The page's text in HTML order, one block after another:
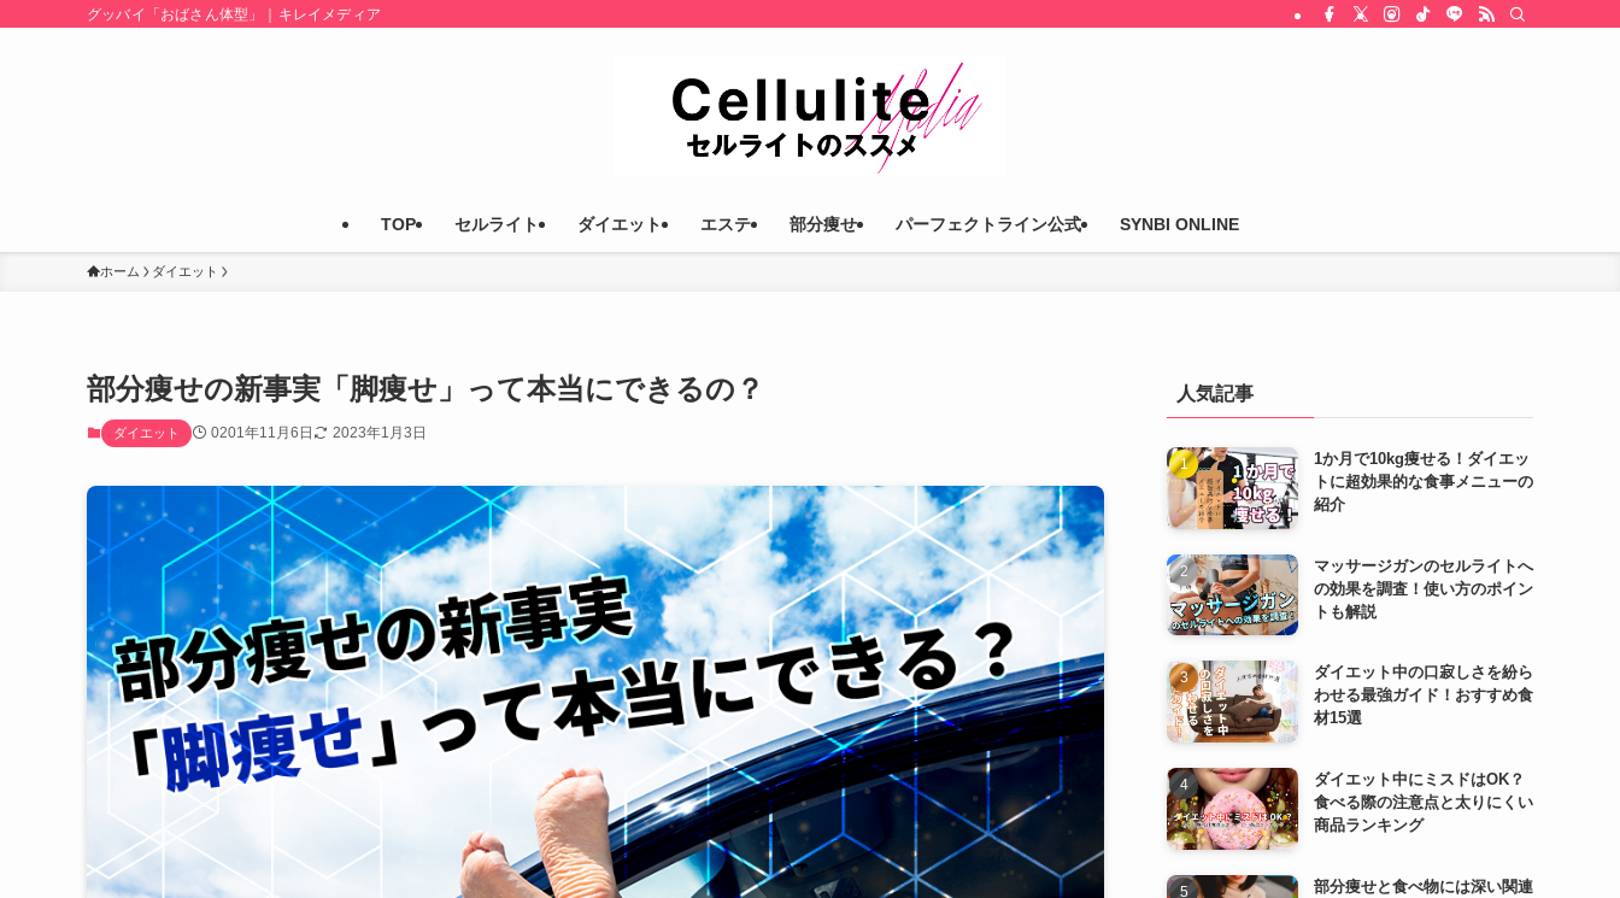
グッバイ「おばさん体型」｜キレイメディア
TOP セルライト ダイエット エステ 部分痩せ パーフェクトライン公式 SYNBI ONLINE
ホーム ダイエット
部分痩せの新事実「脚痩せ」って本当にできるの？
ダイエット 0201年11月6日 2023年1月3日
人気記事
1か月で10kg痩せる！ダイエッ
トに超効果的な食事メニューの
紹介
マッサージガンのセルライトへ
の効果を調査！使い方のポイン
トも解説
ダイエット中の口寂しさを紛ら
わせる最強ガイド！おすすめ食
材15選
ダイエット中にミスドはOK？
食べる際の注意点と太りにくい
商品ランキング
部分痩せと食べ物には深い関連